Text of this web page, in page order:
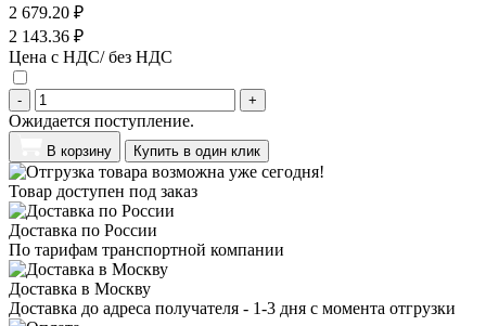
2 679.20 ₽
2 143.36 ₽
Цена с НДС/ без НДС
- +
Ожидается поступление.
В корзину Купить в один клик
Товар доступен под заказ
Доставка по России
По тарифам транспортной компании
Доставка в Москву
Доставка до адреса получателя - 1-3 дня с момента отгрузки